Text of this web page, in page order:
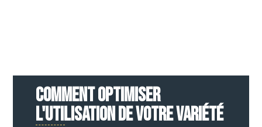
COMMENT OPTIMISER
L'UTILISATION DE VOTRE VARIÉTÉ